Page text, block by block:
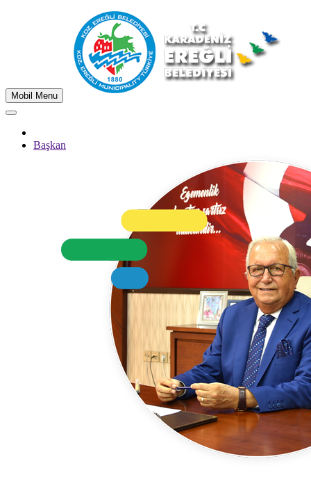
Mobil Menu
Başkan